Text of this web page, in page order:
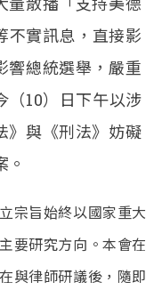
不實訊息，直接影
響總統選舉，嚴重
（10）日下午以涉
》與《刑法》妨礙
宗旨始終以國家重大
要研究方向。本會在
與律師研議後，隨即